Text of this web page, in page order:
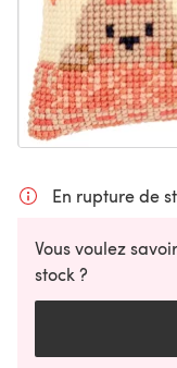
En rupture de
Vous voulez
stock ?